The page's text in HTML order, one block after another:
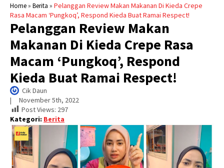
Home» Berita » Pelanggan Review Makan Makanan Di Kieda Crepe
Rasa Macam ‘Pungkoq’, Respond Kieda Buat Ramai Respect!
Pelanggan Review Makan
Makanan Di Kieda Crepe Rasa
Macam ‘Pungkoq’, Respond
Kieda Buat Ramai Respect!
Cik Daun
| November 5th, 2022
Post Views: 297
Kategori: Berita